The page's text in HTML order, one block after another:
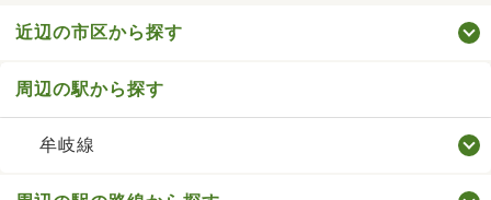
近辺の市区から探す
周辺の駅から探す
牟岐線